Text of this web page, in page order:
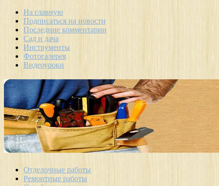
На главную
Подписаться на новости
Последние комментарии
Сад и дача
Инструменты
Фотогалерея
Видеоуроки
Отделочные работы
Ремонтные работы